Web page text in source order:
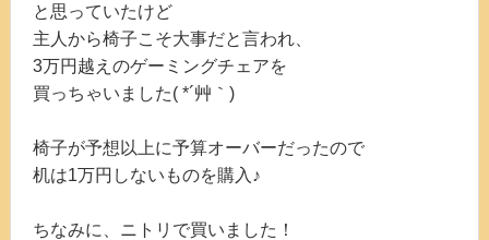
と思っていたけど
主人から椅子こそ大事だと言われ、
3万円越えのゲーミングチェアを
買っちゃいました( *´艸｀)
椅子が予想以上に予算オーバーだったので
机は1万円しないものを購入♪
ちなみに、ニトリで買いました！